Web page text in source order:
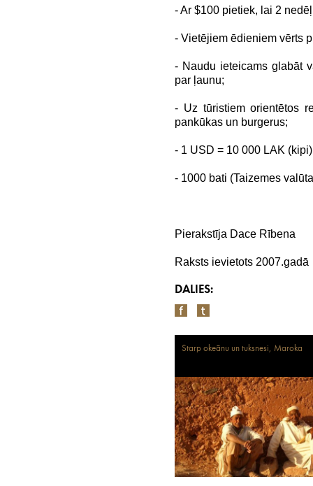
- Ar $100 pietiek, lai 2
- Vietējiem ēdieniem vērts
- Naudu ieteicams glabāt
par ļaunu;
- Uz tūristiem orientētos
pankūkas un burgerus;
- 1 USD = 10 000 LAK
- 1000 bati (Taizemes
Pierakstīja Dace Rībena
Raksts ievietots 2007.gadā
DALIES:
Starp okeānu un tuksnesi, Maroka